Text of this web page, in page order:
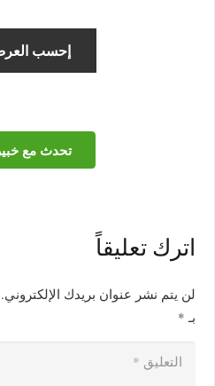
تحدث مع
اترك تعليقاً
لن يتم نشر عنوان بريدك الإلكتروني.
بـ *